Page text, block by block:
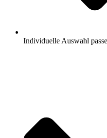
Individuelle Auswahl